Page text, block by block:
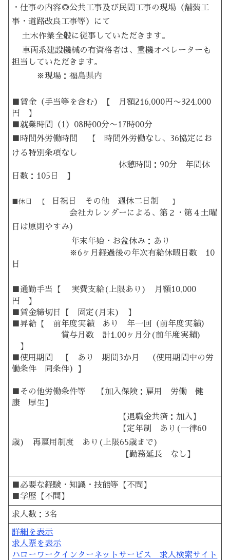
・仕事の内容◎公共工事及び民間工事の現場（舗装工
事・道路改良工事等）にて
土木作業全般に従事していただきます。
車両系建設機械の有資格者は、重機オペレーターも
担当していただきます。
※現場：福島県内
■賃金（手当等を含む）【 月額216,000円〜324,000
円 】
■就業時間（1）08時00分〜17時00分
■時間外労働時間
【 時間外労働なし、36協定にお
ける特別条項なし
休憩時間：90分 年間休
日数：105日 】
■休日 【 日祝日 その他 週休二日制 】
会社カレンダーによる、第２・第４土曜
日は原則やすみ）
年末年始・お盆休み：あり
※6ヶ月経過後の年次有給休暇日数 10
日
■通勤手当【
実費支給(上限あり) 月額10,000
円 】
■賃金締切日【 固定(月末) 】
■昇給【 前年度実績 あり 年一回（前年度実績）
賞与月数 計1.00ヶ月分(前年度実績)
】
■使用期間 【 あり 期間3か月 （使用期間中の労
働条件 同条件）】
■その他労働条件等 【加入保険：雇用 労働 健
康 厚生】
【退職金共済：加入】
【定年制 あり(一律60
歳) 再雇用制度 あり(上限65歳まで)
【勤務延長 なし】
■必要な経験・知識・技能等【不問】
■学歴【不問】
求人数：3名
詳細を表示
求人票を表示
ハローワークインターネットサービス 求人検索サイト